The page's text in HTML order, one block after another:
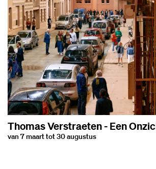
Thomas Verstraeten - Een
van 7 maart tot 30 augustus